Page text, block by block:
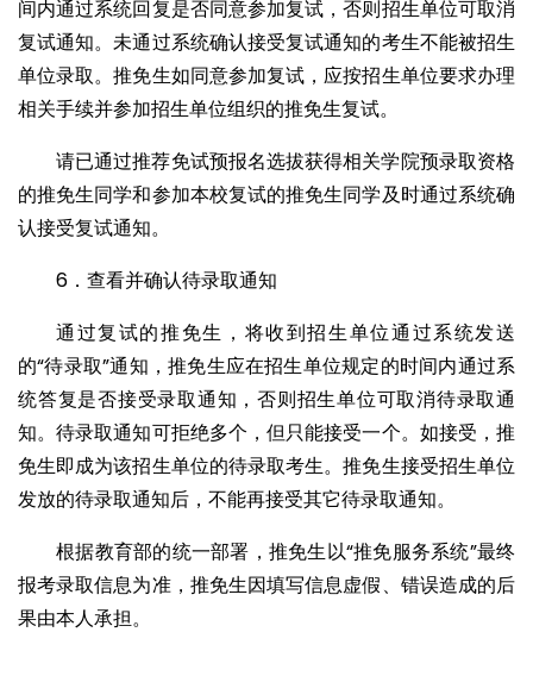
间内通过系统回复是否同意参加复试，否则招生单位可取消
复试通知。未通过系统确认接受复试通知的考生不能被招生
单位录取。推免生如同意参加复试，应按招生单位要求办理
相关手续并参加招生单位组织的推免生复试。
请已通过推荐免试预报名选拔获得相关学院预录取资格
的推免生同学和参加本校复试的推免生同学及时通过系统确
认接受复试通知。
6．查看并确认待录取通知
通过复试的推免生，将收到招生单位通过系统发送
的“待录取”通知，推免生应在招生单位规定的时间内通过系
统答复是否接受录取通知，否则招生单位可取消待录取通
知。待录取通知可拒绝多个，但只能接受一个。如接受，推
免生即成为该招生单位的待录取考生。推免生接受招生单位
发放的待录取通知后，不能再接受其它待录取通知。
根据教育部的统一部署，推免生以“推免服务系统”最终
报考录取信息为准，推免生因填写信息虚假、错误造成的后
果由本人承担。